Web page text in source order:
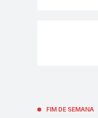
FIM DE SEMANA